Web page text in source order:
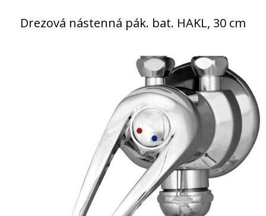
Drezová nástenná pák. bat. HAKL, 30 cm